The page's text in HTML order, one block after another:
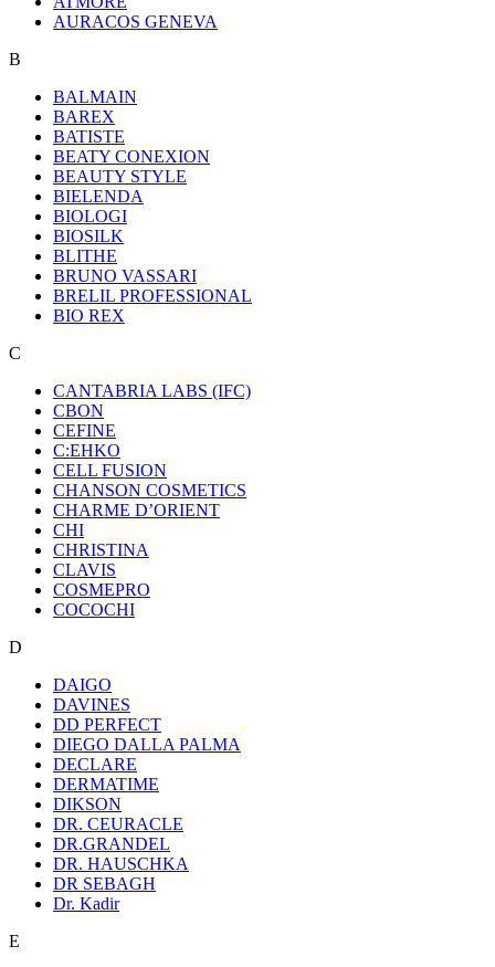
AURACOS GENEVA
B
BALMAIN
BAREX
BATISTE
BEATY CONEXION
BEAUTY STYLE
BIELENDA
BIOLOGI
BIOSILK
BLITHE
BRUNO VASSARI
BRELIL PROFESSIONAL
BIO REX
C
CANTABRIA LABS (IFC)
CBON
CEFINE
C:EHKO
CELL FUSION
CHANSON COSMETICS
CHARME D’ORIENT
CHI
CHRISTINA
CLAVIS
COSMEPRO
COCOCHI
D
DAIGO
DAVINES
DD PERFECT
DIEGO DALLA PALMA
DECLARE
DERMATIME
DIKSON
DR. CEURACLE
DR.GRANDEL
DR. HAUSCHKA
DR SEBAGH
Dr. Kadir
E